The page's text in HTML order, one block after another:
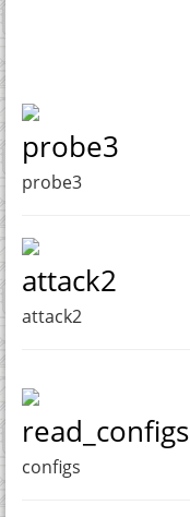
probe3
probe3
attack2
attack2
read_configs
configs